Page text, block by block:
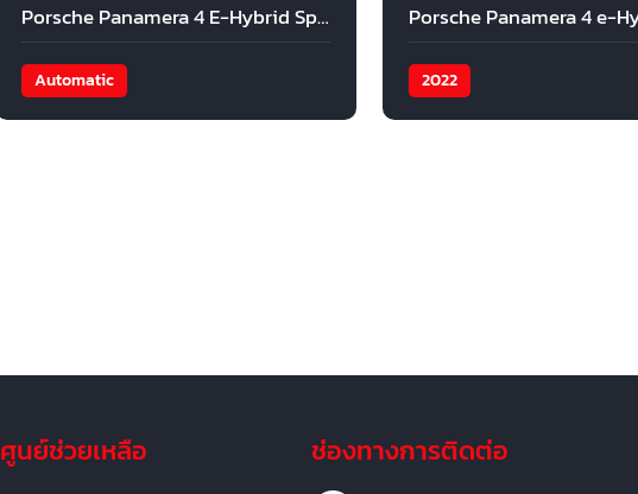
Porsche Panamera 4 E-Hybrid Sport Premium 2017
Automatic 2022
ศูนย์ช่วยเหลือ ช่องทางการติดต่อ